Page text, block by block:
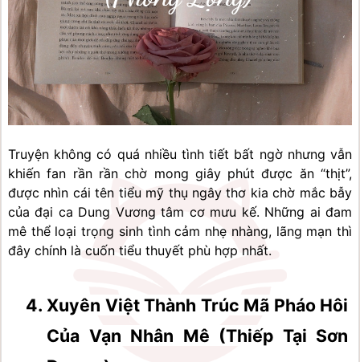
Truyện không có quá nhiều tình tiết bất ngờ nhưng vẫn
khiến fan rần rần chờ mong giây phút được ăn “thịt”,
được nhìn cái tên tiểu mỹ thụ ngây thơ kia chờ mắc bẫy
của đại ca Dung Vương tâm cơ mưu kế. Những ai đam
mê thể loại trọng sinh tình cảm nhẹ nhàng, lãng mạn thì
đây chính là cuốn tiểu thuyết phù hợp nhất.
Xuyên Việt Thành Trúc Mã Pháo Hôi
Của Vạn Nhân Mê (Thiếp Tại Sơn